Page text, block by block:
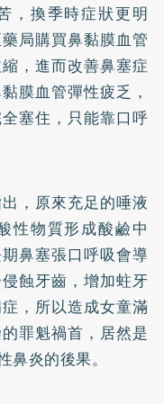
，換季時症狀更明
局購買鼻黏膜血管
，進而改善鼻塞症
膜血管彈性疲乏，
塞住，只能靠口呼
，原來充足的唾液
性物質形成酸鹼中
鼻塞張口呼吸會導
蝕牙齒，增加蛀牙
，所以造成女童滿
罪魁禍首，居然是
炎的後果。